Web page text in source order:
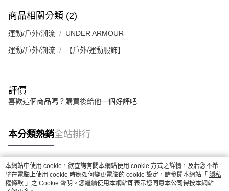
商品相關分類 (2)
運動/戶外/潮流 UNDER ARMOUR
運動/戶外/潮流 【戶外/運動服飾】
評價
喜歡這個商品嗎？購買後給他一個好評吧
本分類熱銷全站排行
熱門標籤
本網站中使用 cookie，欲查詢有關本網站使用 cookie 方式之詳情，及若您不希
望在電腦上使用 cookie 時應如何變更電腦的 cookie 設定，請參閱本網站「 隱私
權條款 」之 Cookie 聲明。您繼續使用本網站即表示您同意本公司得按本網站使